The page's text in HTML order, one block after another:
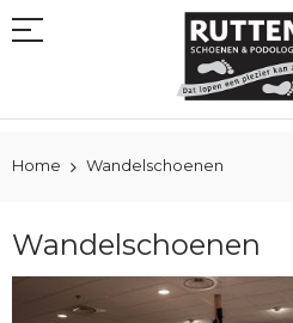
naar
Home Wandelschoenen
Wandelschoenen